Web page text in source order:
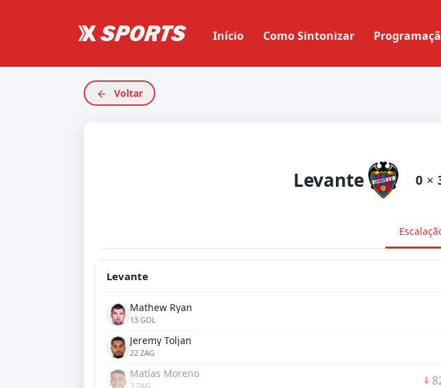
Início Como Sintonizar
Voltar
Levante 0 ×
Levante
Mathew Ryan
13 GOL
Jeremy Toljan
22 ZAG
Matías Moreno
2 ZAG